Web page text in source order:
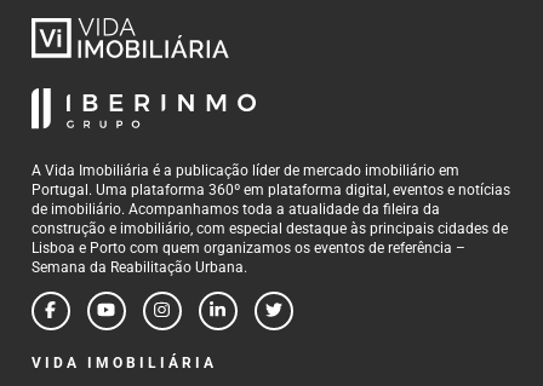
A Vida Imobiliária é a publicação líder de mercado imobiliário em
Portugal. Uma plataforma 360º em plataforma digital, eventos e notícias
de imobiliário. Acompanhamos toda a atualidade da fileira da
construção e imobiliário, com especial destaque às principais cidades de
Lisboa e Porto com quem organizamos os eventos de referência –
Semana da Reabilitação Urbana.
VIDA IMOBILIÁRIA